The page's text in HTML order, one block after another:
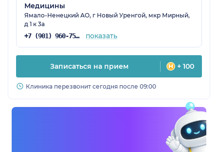
Медицины
Ямало-Ненецкий АО, г Новый Уренгой, мкр Мирный,
д 1 к 3а
+7 (901) 960-75-43 показать
Записаться на прием + 100
Клиника перезвонит сегодня после 09:00